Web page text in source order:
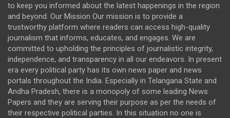
to keep you informed about the latest happenings in the region
and beyond. Our Mission Our mission is to provide a
trustworthy platform where readers can access high-quality
journalism that informs, educates, and engages. We are
committed to upholding the principles of journalistic integrity,
independence, and transparency in all our endeavors. In present
era every political party has its own news paper and news
portals throughout the India. Especially in Telangana State and
Andha Pradesh, there is a monopoly of some leading News
Papers and they are serving their purpose as per the needs of
their respective political parties. In this situation no one is